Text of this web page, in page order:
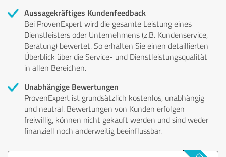
Aussagekräftiges Kundenfeedback
Bei ProvenExpert wird die gesamte Leistung eines
Dienstleisters oder Unternehmens (z.B. Kundenservice,
Beratung) bewertet. So erhalten Sie einen detaillierten
Überblick über die Service- und Dienstleistungsqualität
in allen Bereichen.
Unabhängige Bewertungen
ProvenExpert ist grundsätzlich kostenlos, unabhängig
und neutral. Bewertungen von Kunden erfolgen
freiwillig, können nicht gekauft werden und sind weder
finanziell noch anderweitig beeinflussbar.